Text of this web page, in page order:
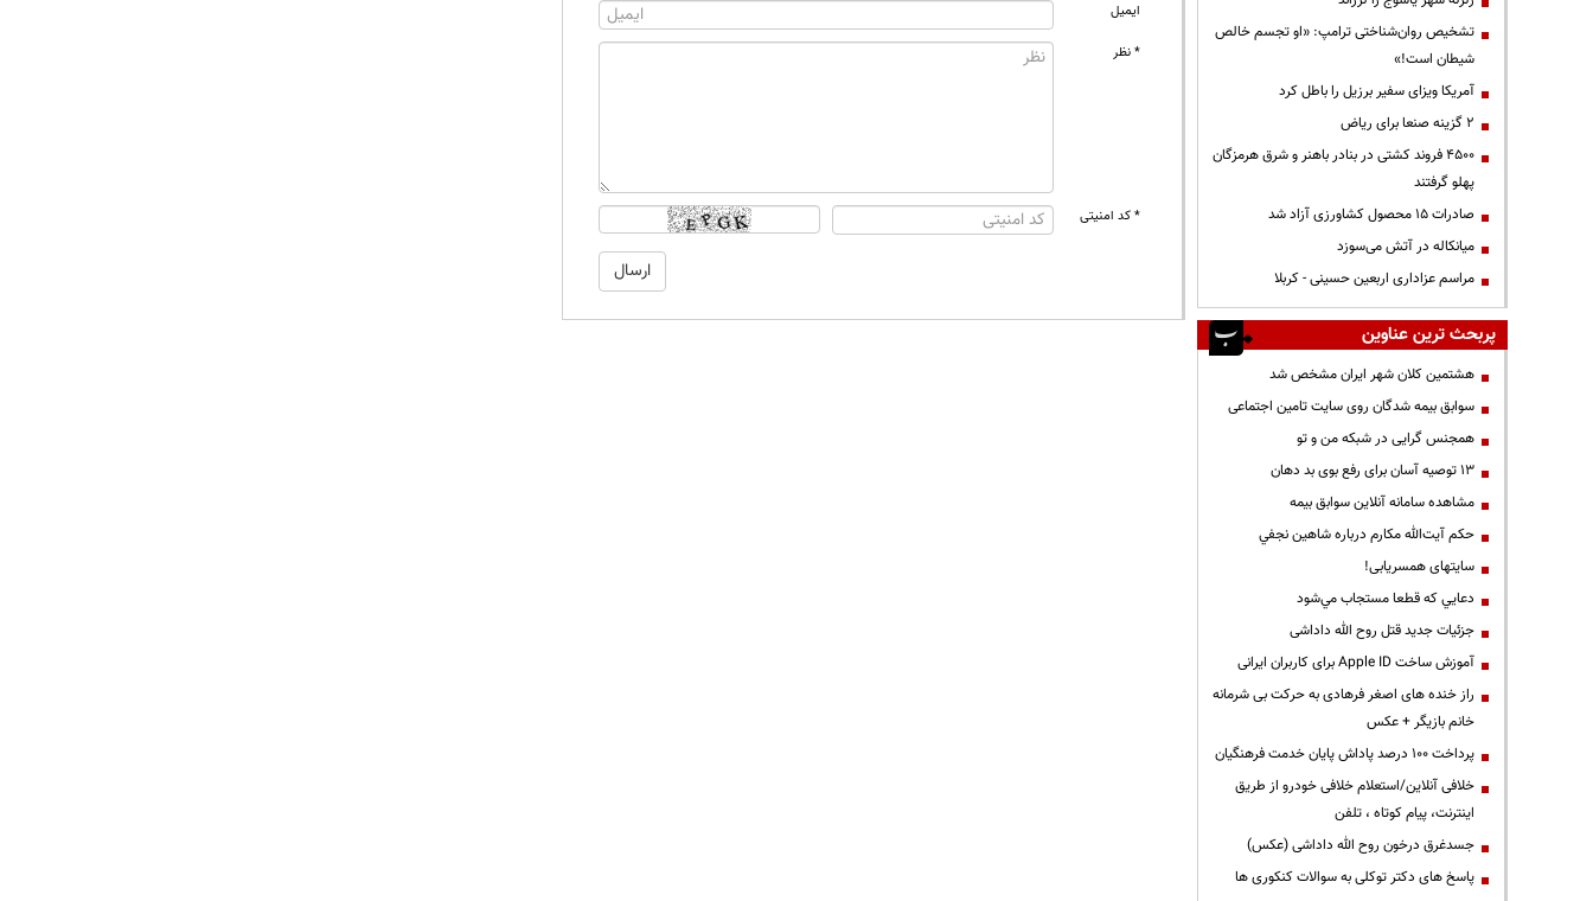
ایمیل
* نظر
* کد امنیتی
تشخیص روان‌شناختی ترامپ: «او تجسم خالص
شیطان است!»
آمریکا ویزای سفیر برزیل را باطل کرد
۲ گزینه صنعا برای ریاض
۴۵۰۰ فروند کشتی در بنادر باهنر و شرق هرمزگان
پهلو گرفتند
صادرات ۱۵ محصول کشاورزی آزاد شد
میانکاله در آتش می‌سوزد
مراسم عزاداری اربعین حسینی - کربلا
پربحث ترین عناوین
هشتمین کلان شهر ایران مشخص شد
سوابق بیمه شدگان روی سایت تامین اجتماعی
همجنس گرایی در شبکه من و تو
13 توصیه آسان برای رفع بوی بد دهان
مشاهده سامانه آنلاين سوابق بیمه
حكم آيت‌الله مكارم درباره شاهين نجفي
سایتهای همسریابی!
دعايي كه قطعا مستجاب مي‌شود
جزئیات جدید قتل روح الله داداشی
آموزش ساخت Apple ID برای کاربران ایرانی
راز خنده های اصغر فرهادی به حرکت بی شرمانه
خانم بازیگر + عکس
پرداخت ۱۰۰ درصد پاداش پایان خدمت فرهنگیان
خلافی آنلاین/استعلام خلافی خودرو از طریق
اینترنت، پیام کوتاه ، تلفن
جسدغرق درخون روح الله داداشی (عکس)
پاسخ های دکتر توکلی به سوالات کنکوری ها